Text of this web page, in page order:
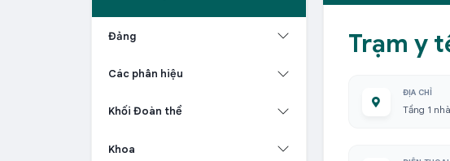
Đảng
Các phân hiệu
Khối Đoàn thể
Khoa
Trạm y
ĐỊA CHỈ
Tầng 1